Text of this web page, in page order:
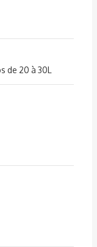
de 20 à 30L